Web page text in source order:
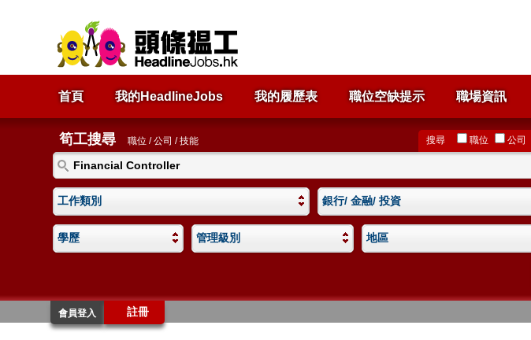
首頁 我的HeadlineJobs 我的履歷表 職位空缺提示 職場資訊
筍工搜尋 職位 / 公司 / 技能 搜尋 職位 公司
工作類別 銀行/ 金融/ 投資
學歷 管理級別 地區
會員登入 註冊